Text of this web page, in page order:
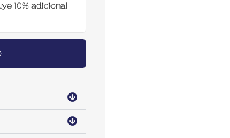
10% adicional